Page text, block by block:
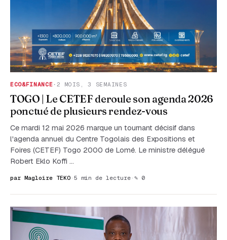
ECO&FINANCE ·2 MOIS, 3 SEMAINES
TOGO | Le CETEF deroule son agenda 2026
ponctué de plusieurs rendez-vous
Ce mardi 12 mai 2026 marque un tournant décisif dans
l'agenda annuel du Centre Togolais des Expositions et
Foires (CETEF) Togo 2000 de Lomé. Le ministre délégué
Robert Eklo Koffi …
par Magloire TEKO · 5 min de lecture · ✎ 0